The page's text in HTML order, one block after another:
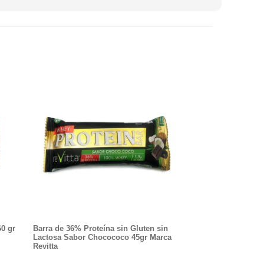
gr
Barra de 36% Proteína sin Gluten sin
Lactosa Sabor Chocococo 45gr Marca
Revitta